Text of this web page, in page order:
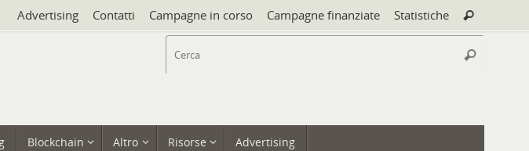
Advertising Contatti Campagne in corso Campagne finanziate Statistiche Cerca
Cerca
Blockchain Altro Risorse Advertising